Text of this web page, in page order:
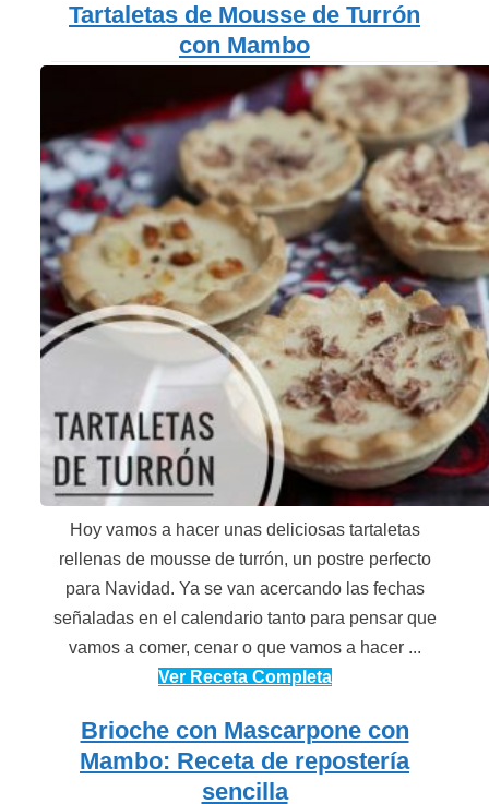
Tartaletas de Mousse de Turrón
con Mambo
Hoy vamos a hacer unas deliciosas tartaletas
rellenas de mousse de turrón, un postre perfecto
para Navidad. Ya se van acercando las fechas
señaladas en el calendario tanto para pensar que
vamos a comer, cenar o que vamos a hacer ...
Ver Receta Completa
Brioche con Mascarpone con
Mambo: Receta de repostería
sencilla